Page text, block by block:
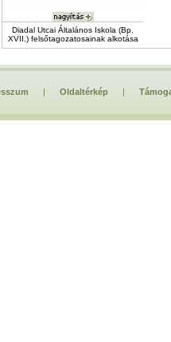
Diadal Utcai Általános Iskola (Bp.
XVII.) felsőtagozatosainak alkotása
| Oldaltérkép |